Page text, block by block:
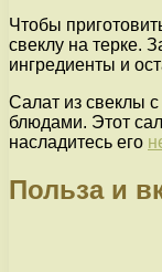
Чтобы
свеклу на терке.
ингредиенты и
Салат из свеклы
блюдами. Этот
насладитесь его
Польза и